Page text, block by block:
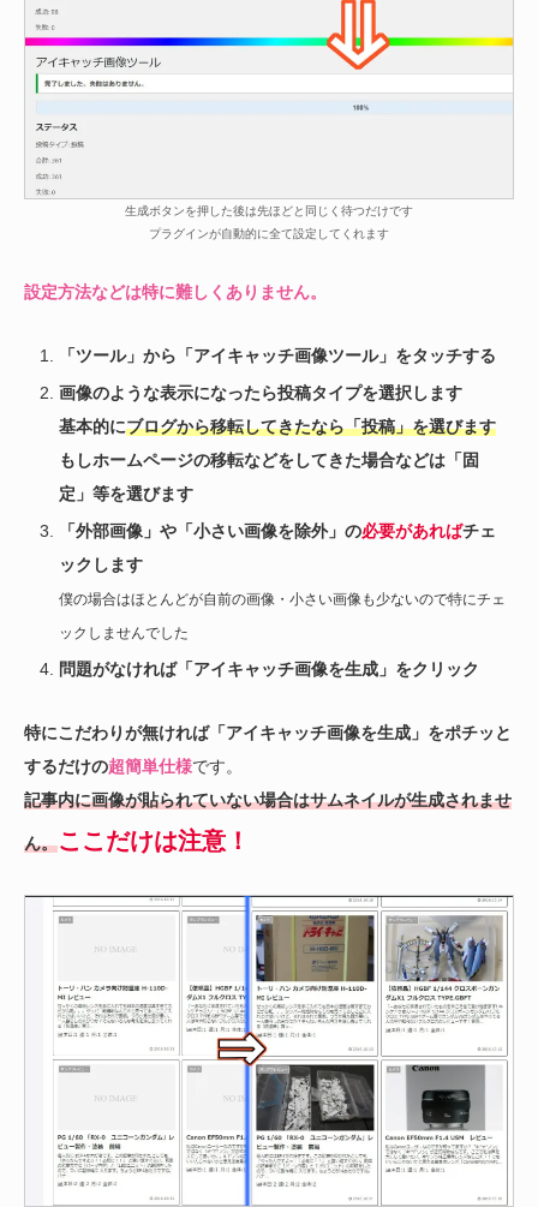
生成ボタンを押した後は先ほどと同じく待つだけです
プラグインが自動的に全て設定してくれます
設定方法などは特に難しくありません。
「ツール」から「アイキャッチ画像ツール」をタッチする
画像のような表示になったら投稿タイプを選択します
基本的にブログから移転してきたなら「投稿」を選びます
もしホームページの移転などをしてきた場合などは「固
定」等を選びます
「外部画像」や「小さい画像を除外」の必要があればチェ
ックします
僕の場合はほとんどが自前の画像・小さい画像も少ないので特にチェ
ックしませんでした
問題がなければ「アイキャッチ画像を生成」をクリック
特にこだわりが無ければ「アイキャッチ画像を生成」をポチッと
するだけの超簡単仕様です。
記事内に画像が貼られていない場合はサムネイルが生成されませ
ん。ここだけは注意！